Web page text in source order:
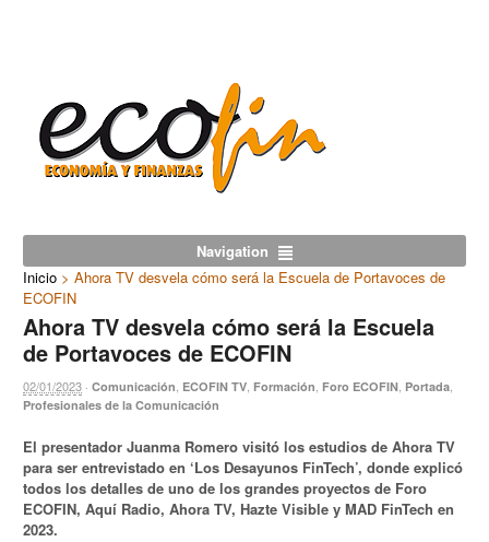
Navigation
Inicio > Ahora TV desvela cómo será la Escuela de Portavoces de
ECOFIN
Ahora TV desvela cómo será la Escuela
de Portavoces de ECOFIN
02/01/2023 ·Comunicación, ECOFIN TV, Formación, Foro ECOFIN, Portada,
Profesionales de la Comunicación
El presentador Juanma Romero visitó los estudios de Ahora TV
para ser entrevistado en ‘Los Desayunos FinTech’, donde explicó
todos los detalles de uno de los grandes proyectos de Foro
ECOFIN, Aquí Radio, Ahora TV, Hazte Visible y MAD FinTech en
2023.